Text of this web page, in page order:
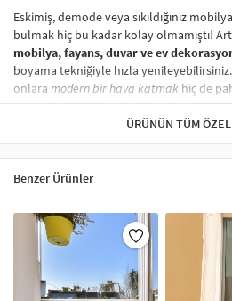
Eskimiş, demode veya sıkıldığınız
bulmak hiç bu kadar kolay olmamıştı!
mobilya, fayans, duvar ve ev
boyama tekniğiyle hızla yenileyebilirsiniz.
onlara modern bir hava katmak hiç de
zorunda değil! Stencil şablonları,
desen uygulamanızısağlar ve
kumaşlarınızın görünümünü anında
Çocuğunuzun dolabına, mutfak
kumaşlara bile bant yardımıyla
boyama yapabilirsiniz. Evinizi,kişisel
boyama seti ile yaratıcı projeler
dekorasyonu
sevenler için stencil,
ve etkili bir aktivitedir.
Stencil Boyamatekniği, her türlü
ÜRÜNÜN TÜM
Benzer Ürünler